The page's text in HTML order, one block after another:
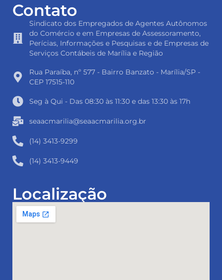
Contato
Sindicato dos Empregados de Agentes Autônomos
do Comércio e em Empresas de Assessoramento,
Perícias, Informações e Pesquisas e de Empresas de
Serviços Contábeis de Marília e Região
Rua Paraíba, nº 577 - Bairro Banzato - Marília/SP -
CEP 17515-110
Seg à Qui - Das 08:30 às 11:30 e das 13:30 às 17h
seaacmarilia@seaacmarilia.org.br
(14) 3413-9299
(14) 3413-9449
Localização